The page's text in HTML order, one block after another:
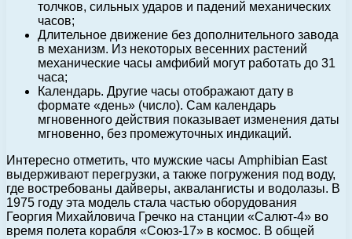
толчков, сильных ударов и падений механических
часов;
Длительное движение без дополнительного завода
в механизм. Из некоторых весенних растений
механические часы амфибий могут работать до 31
часа;
Календарь. Другие часы отображают дату в
формате «день» (число). Сам календарь
мгновенного действия показывает изменения даты
мгновенно, без промежуточных индикаций.
Интересно отметить, что мужские часы Amphibian East
выдерживают перегрузки, а также погружения под воду,
где востребованы дайверы, аквалангисты и водолазы. В
1975 году эта модель стала частью оборудования
Георгия Михайловича Гречко на станции «Салют-4» во
время полета корабля «Союз-17» в космос. В общей